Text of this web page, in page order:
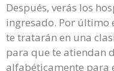
Después, verás los
ingresado. Por último
te tratarán en una
para que te atiendan
alfabéticamente para